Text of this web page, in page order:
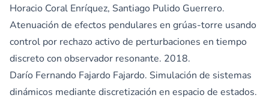
Horacio Coral Enríquez, Santiago Pulido Guerrero.
Atenuación de efectos pendulares en grúas-torre usando
control por rechazo activo de perturbaciones en tiempo
discreto con observador resonante. 2018.
Darío Fernando Fajardo Fajardo. Simulación de sistemas
dinámicos mediante discretización en espacio de estados.